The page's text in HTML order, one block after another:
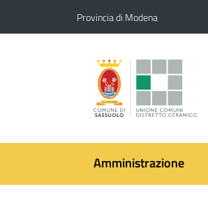
Provincia di Modena
Amministrazione